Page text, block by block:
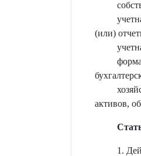
(или)
активов,
1.